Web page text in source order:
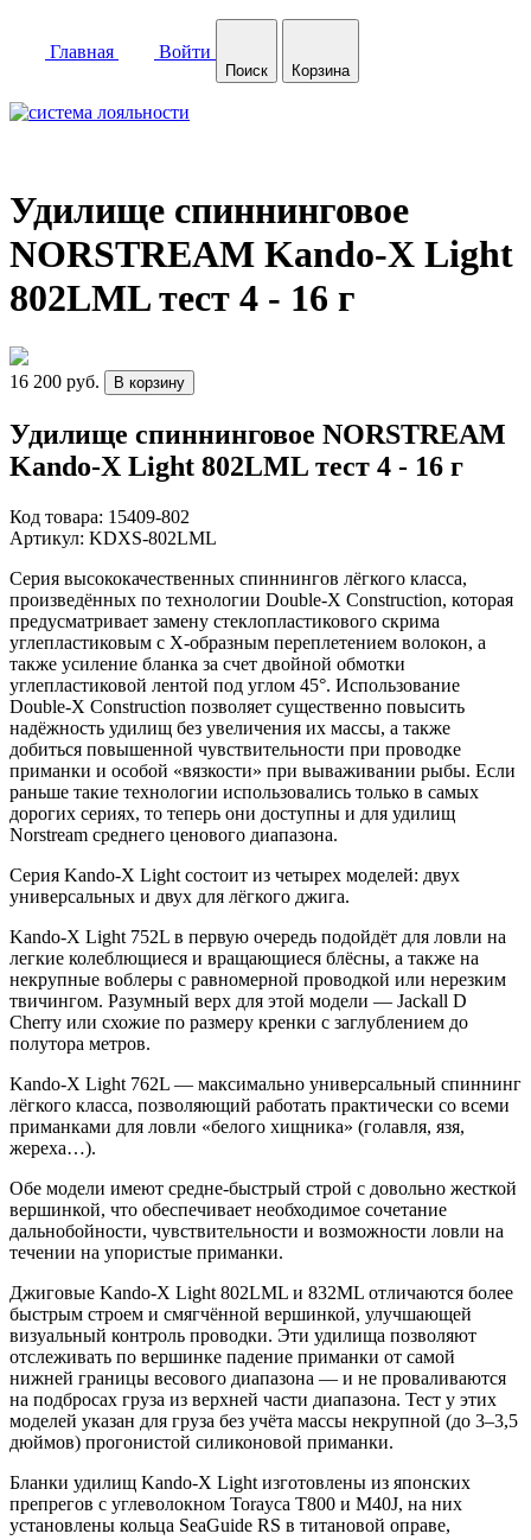
Главная Войти
Поиск Корзина
Удилище спиннинговое
NORSTREAM Kando-X Light
802LML тест 4 - 16 г
16 200 руб. В корзину
Удилище спиннинговое NORSTREAM
Kando-X Light 802LML тест 4 - 16 г
Код товара: 15409-802
Артикул: KDXS-802LML
Серия высококачественных спиннингов лёгкого класса,
произведённых по технологии Double-X Construction, которая
предусматривает замену стеклопластикового скрима
углепластиковым с Х-образным переплетением волокон, а
также усиление бланка за счет двойной обмотки
углепластиковой лентой под углом 45°. Использование
Double-X Construction позволяет существенно повысить
надёжность удилищ без увеличения их массы, а также
добиться повышенной чувствительности при проводке
приманки и особой «вязкости» при вываживании рыбы. Если
раньше такие технологии использовались только в самых
дорогих сериях, то теперь они доступны и для удилищ
Norstream среднего ценового диапазона.
Серия Kando-X Light состоит из четырех моделей: двух
универсальных и двух для лёгкого джига.
Kando-X Light 752L в первую очередь подойдёт для ловли на
легкие колеблющиеся и вращающиеся блёсны, а также на
некрупные воблеры с равномерной проводкой или нерезким
твичингом. Разумный верх для этой модели — Jackall D
Cherry или схожие по размеру кренки с заглублением до
полутора метров.
Kando-X Light 762L — максимально универсальный спиннинг
лёгкого класса, позволяющий работать практически со всеми
приманками для ловли «белого хищника» (голавля, язя,
жереха…).
Обе модели имеют средне-быстрый строй с довольно жесткой
вершинкой, что обеспечивает необходимое сочетание
дальнобойности, чувствительности и возможности ловли на
течении на упористые приманки.
Джиговые Kando-X Light 802LML и 832ML отличаются более
быстрым строем и смягчённой вершинкой, улучшающей
визуальный контроль проводки. Эти удилища позволяют
отслеживать по вершинке падение приманки от самой
нижней границы весового диапазона — и не проваливаются
на подбросах груза из верхней части диапазона. Тест у этих
моделей указан для груза без учёта массы некрупной (до 3–3,5
дюймов) прогонистой силиконовой приманки.
Бланки удилищ Kando-X Light изготовлены из японских
препрегов с углеволокном Torayca T800 и M40J, на них
установлены кольца SeaGuide RS в титановой оправе,